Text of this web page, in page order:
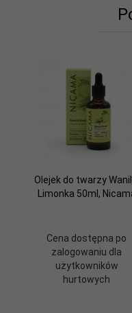
Olejek do twarzy
Limonka 50ml,
Cena dostępna po
zalogowaniu dla
użytkowników
hurtowych